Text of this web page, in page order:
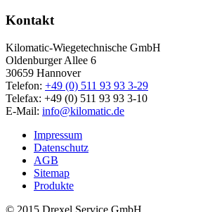
Kontakt
Kilomatic-Wiegetechnische GmbH
Oldenburger Allee 6
30659 Hannover
Telefon: +49 (0) 511 93 93 3-29
Telefax: +49 (0) 511 93 93 3-10
E-Mail: info@kilomatic.de
Impressum
Datenschutz
AGB
Sitemap
Produkte
© 2015 Drexel Service GmbH